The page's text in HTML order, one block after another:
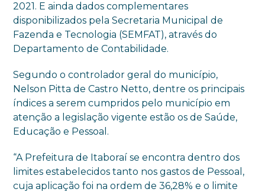
2021. E ainda dados complementares
disponibilizados pela Secretaria Municipal de
Fazenda e Tecnologia (SEMFAT), através do
Departamento de Contabilidade.
Segundo o controlador geral do município,
Nelson Pitta de Castro Netto, dentre os principais
índices a serem cumpridos pelo município em
atenção a legislação vigente estão os de Saúde,
Educação e Pessoal.
“A Prefeitura de Itaboraí se encontra dentro dos
limites estabelecidos tanto nos gastos de Pessoal,
cuja aplicação foi na ordem de 36,28% e o limite